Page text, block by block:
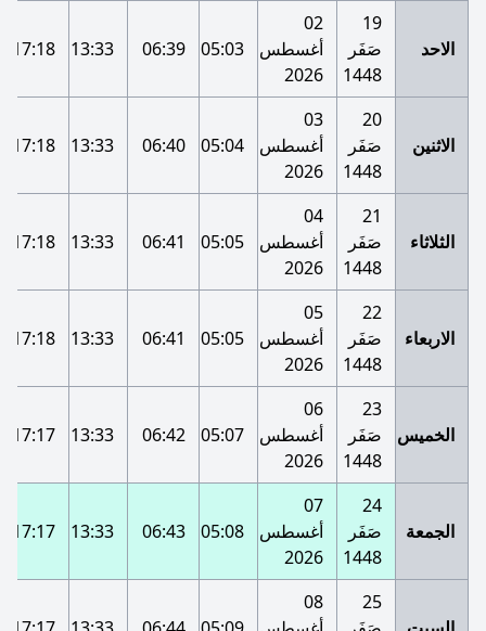
الاحد
19
صَفَر
1448
02
أغسطس
2026
05:03
06:39
13:33
17:18
الاثنين
20
صَفَر
1448
03
أغسطس
2026
05:04
06:40
13:33
17:18
الثلاثاء
21
صَفَر
1448
04
أغسطس
2026
05:05
06:41
13:33
17:18
الاربعاء
22
صَفَر
1448
05
أغسطس
2026
05:05
06:41
13:33
17:18
الخميس
23
صَفَر
1448
06
أغسطس
2026
05:07
06:42
13:33
17:17
الجمعة
24
صَفَر
1448
07
أغسطس
2026
05:08
06:43
13:33
17:17
25
08